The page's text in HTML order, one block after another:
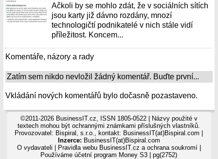
Ačkoli by se mohlo zdát, že v sociálních sítích
jsou karty již dávno rozdány, mnozí
technologičtí podnikatelé v nich stále vidí
příležitost. Koncem...
Komentáře, názory a rady
Zatím sem nikdo nevložil žádný komentář. Buďte první...
Vkládání nových komentářů bylo dočasně pozastaveno.
©2011-2026 BusinessIT.cz, ISSN 1805-0522 | Názvy použité v
textech mohou být ochrannými známkami příslušných vlastníků.
Provozovatel: Bispiral, s.r.o., kontakt: BusinessIT(at)Bispiral.com |
Inzerce: BusinessIT(at)Bispiral.com
O vydavateli
Pravidla webu BusinessIT.cz a ochrana soukromí|
Používámeúčetní program Money S3 | pg(2752)